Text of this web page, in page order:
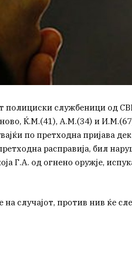
полициски службеници од
Ќ.М.(41), А.М.(34) и
по претходна пријава
расправија, бил
Г.А. од огнено оружје,
случајот, против нив ќе